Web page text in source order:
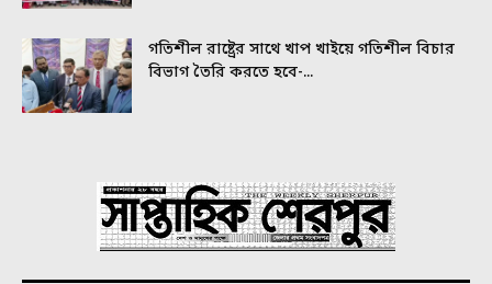
গতিশীল রাষ্ট্রের সাথে খাপ খাইয়ে গতিশীল বিচার
বিভাগ তৈরি করতে হবে-...